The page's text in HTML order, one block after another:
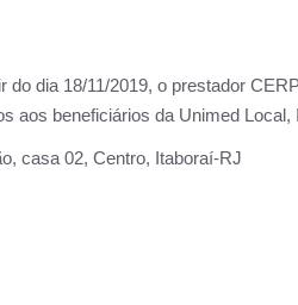
do dia 18/11/2019, o prestador
aos beneficiários da Unimed Local,
casa 02, Centro, Itaboraí-RJ